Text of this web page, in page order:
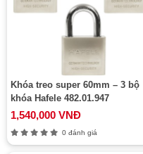
Khóa treo super 60mm – 3 bộ
khóa Hafele 482.01.947
1,540,000 VNĐ
0 đánh giá